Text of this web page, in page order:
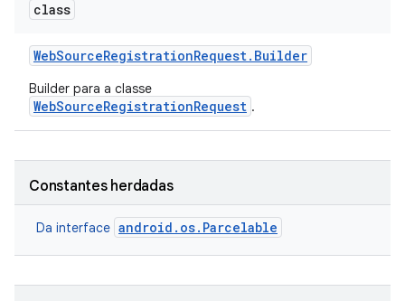
class
WebSourceRegistrationRequest. Builder
Builder para a classe
WebSourceRegistrationRequest .
Constantes herdadas
Da interface android.os.Parcelable